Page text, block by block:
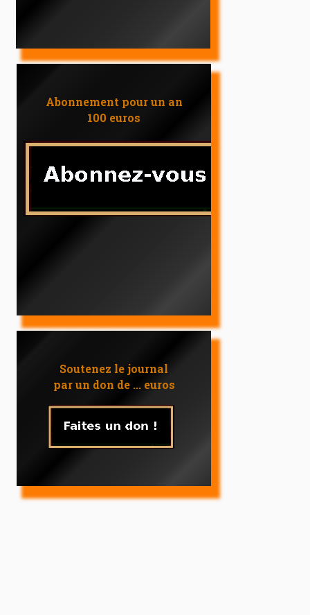
Abonnement pour un an
100 euros
Soutenez le journal
par un don de ... euros